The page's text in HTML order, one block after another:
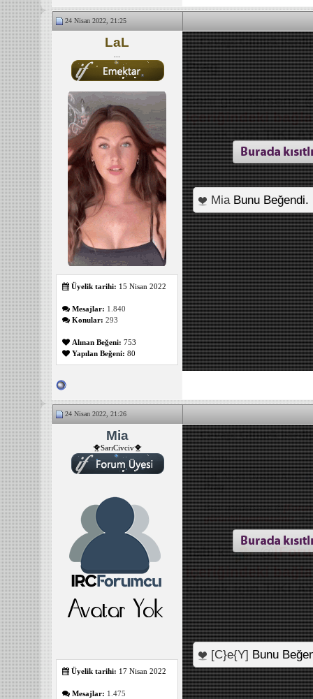
24 Nisan 2022, 21:25
LaL
Üyelik tarihi: 15 Nisan 2022
Mesajlar: 1.840
Konular: 293
Alınan Beğeni: 753
Yapılan Beğeni: 80
Cevap: Gitmek
Prag
Beni göndersene
içeriğindeki
olmak için
MiaBunu Beğendi.
24 Nisan 2022, 21:26
Mia
🐥SarıCivciv🐥
Üyelik tarihi: 17 Nisan 2022
Mesajlar: 1.475
Cevap: Gitmek
Alıntı:
LaLNickli Üyeden Alıntı
Prag
Beni göndersene @
görüntüleyemezsiniz.
Tabi ki @
içeriğindeki
olmak için
[C}e{Y] Bunu